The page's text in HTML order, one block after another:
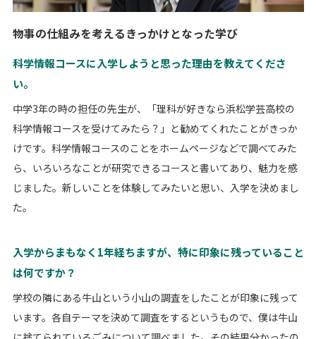
物事の仕組みを考えるきっかけとなった学び
科学情報コースに入学しようと思った理由を教えてくださ
い。
中学3年の時の担任の先生が、「理科が好きなら浜松学芸高校の
科学情報コースを受けてみたら？」と勧めてくれたことがきっか
けです。科学情報コースのことをホームページなどで調べてみた
ら、いろいろなことが研究できるコースと書いてあり、魅力を感
じました。新しいことを体験してみたいと思い、入学を決めまし
た。
入学からまもなく1年経ちますが、特に印象に残っていること
は何ですか？
学校の隣にある牛山という小山の調査をしたことが印象に残って
います。各自テーマを決めて調査をするというもので、僕は牛山